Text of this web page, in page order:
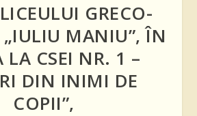
GRECO-
MANIU”, ÎN
LA CSEI NR. 1 –
DIN INIMI DE
COPII”,